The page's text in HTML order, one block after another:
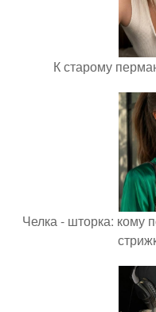
К старому
Челка - шторка: кому